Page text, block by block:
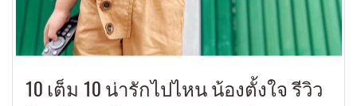
10 เต็ม 10 น่ารักไปไหน น้องตั้งใจ รีวิว